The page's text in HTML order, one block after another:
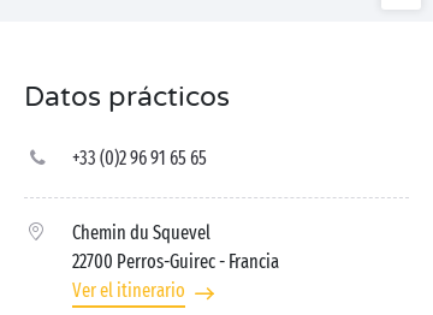
Datos prácticos
+33 (0)2 96 91 65 65
Chemin du Squevel
22700 Perros-Guirec- Francia
Ver el itinerario